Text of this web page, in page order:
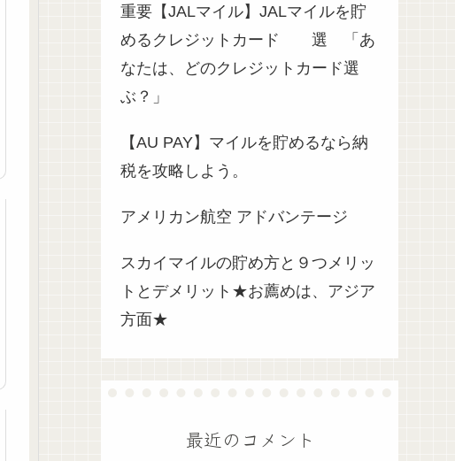
重要【JALマイル】JALマイルを貯
めるクレジットカード 選 「あ
なたは、どのクレジットカード選
ぶ？」
【AU PAY】マイルを貯めるなら納
税を攻略しよう。
アメリカン航空 アドバンテージ
スカイマイルの貯め方と９つメリッ
トとデメリット★お薦めは、アジア
方面★
最近のコメント